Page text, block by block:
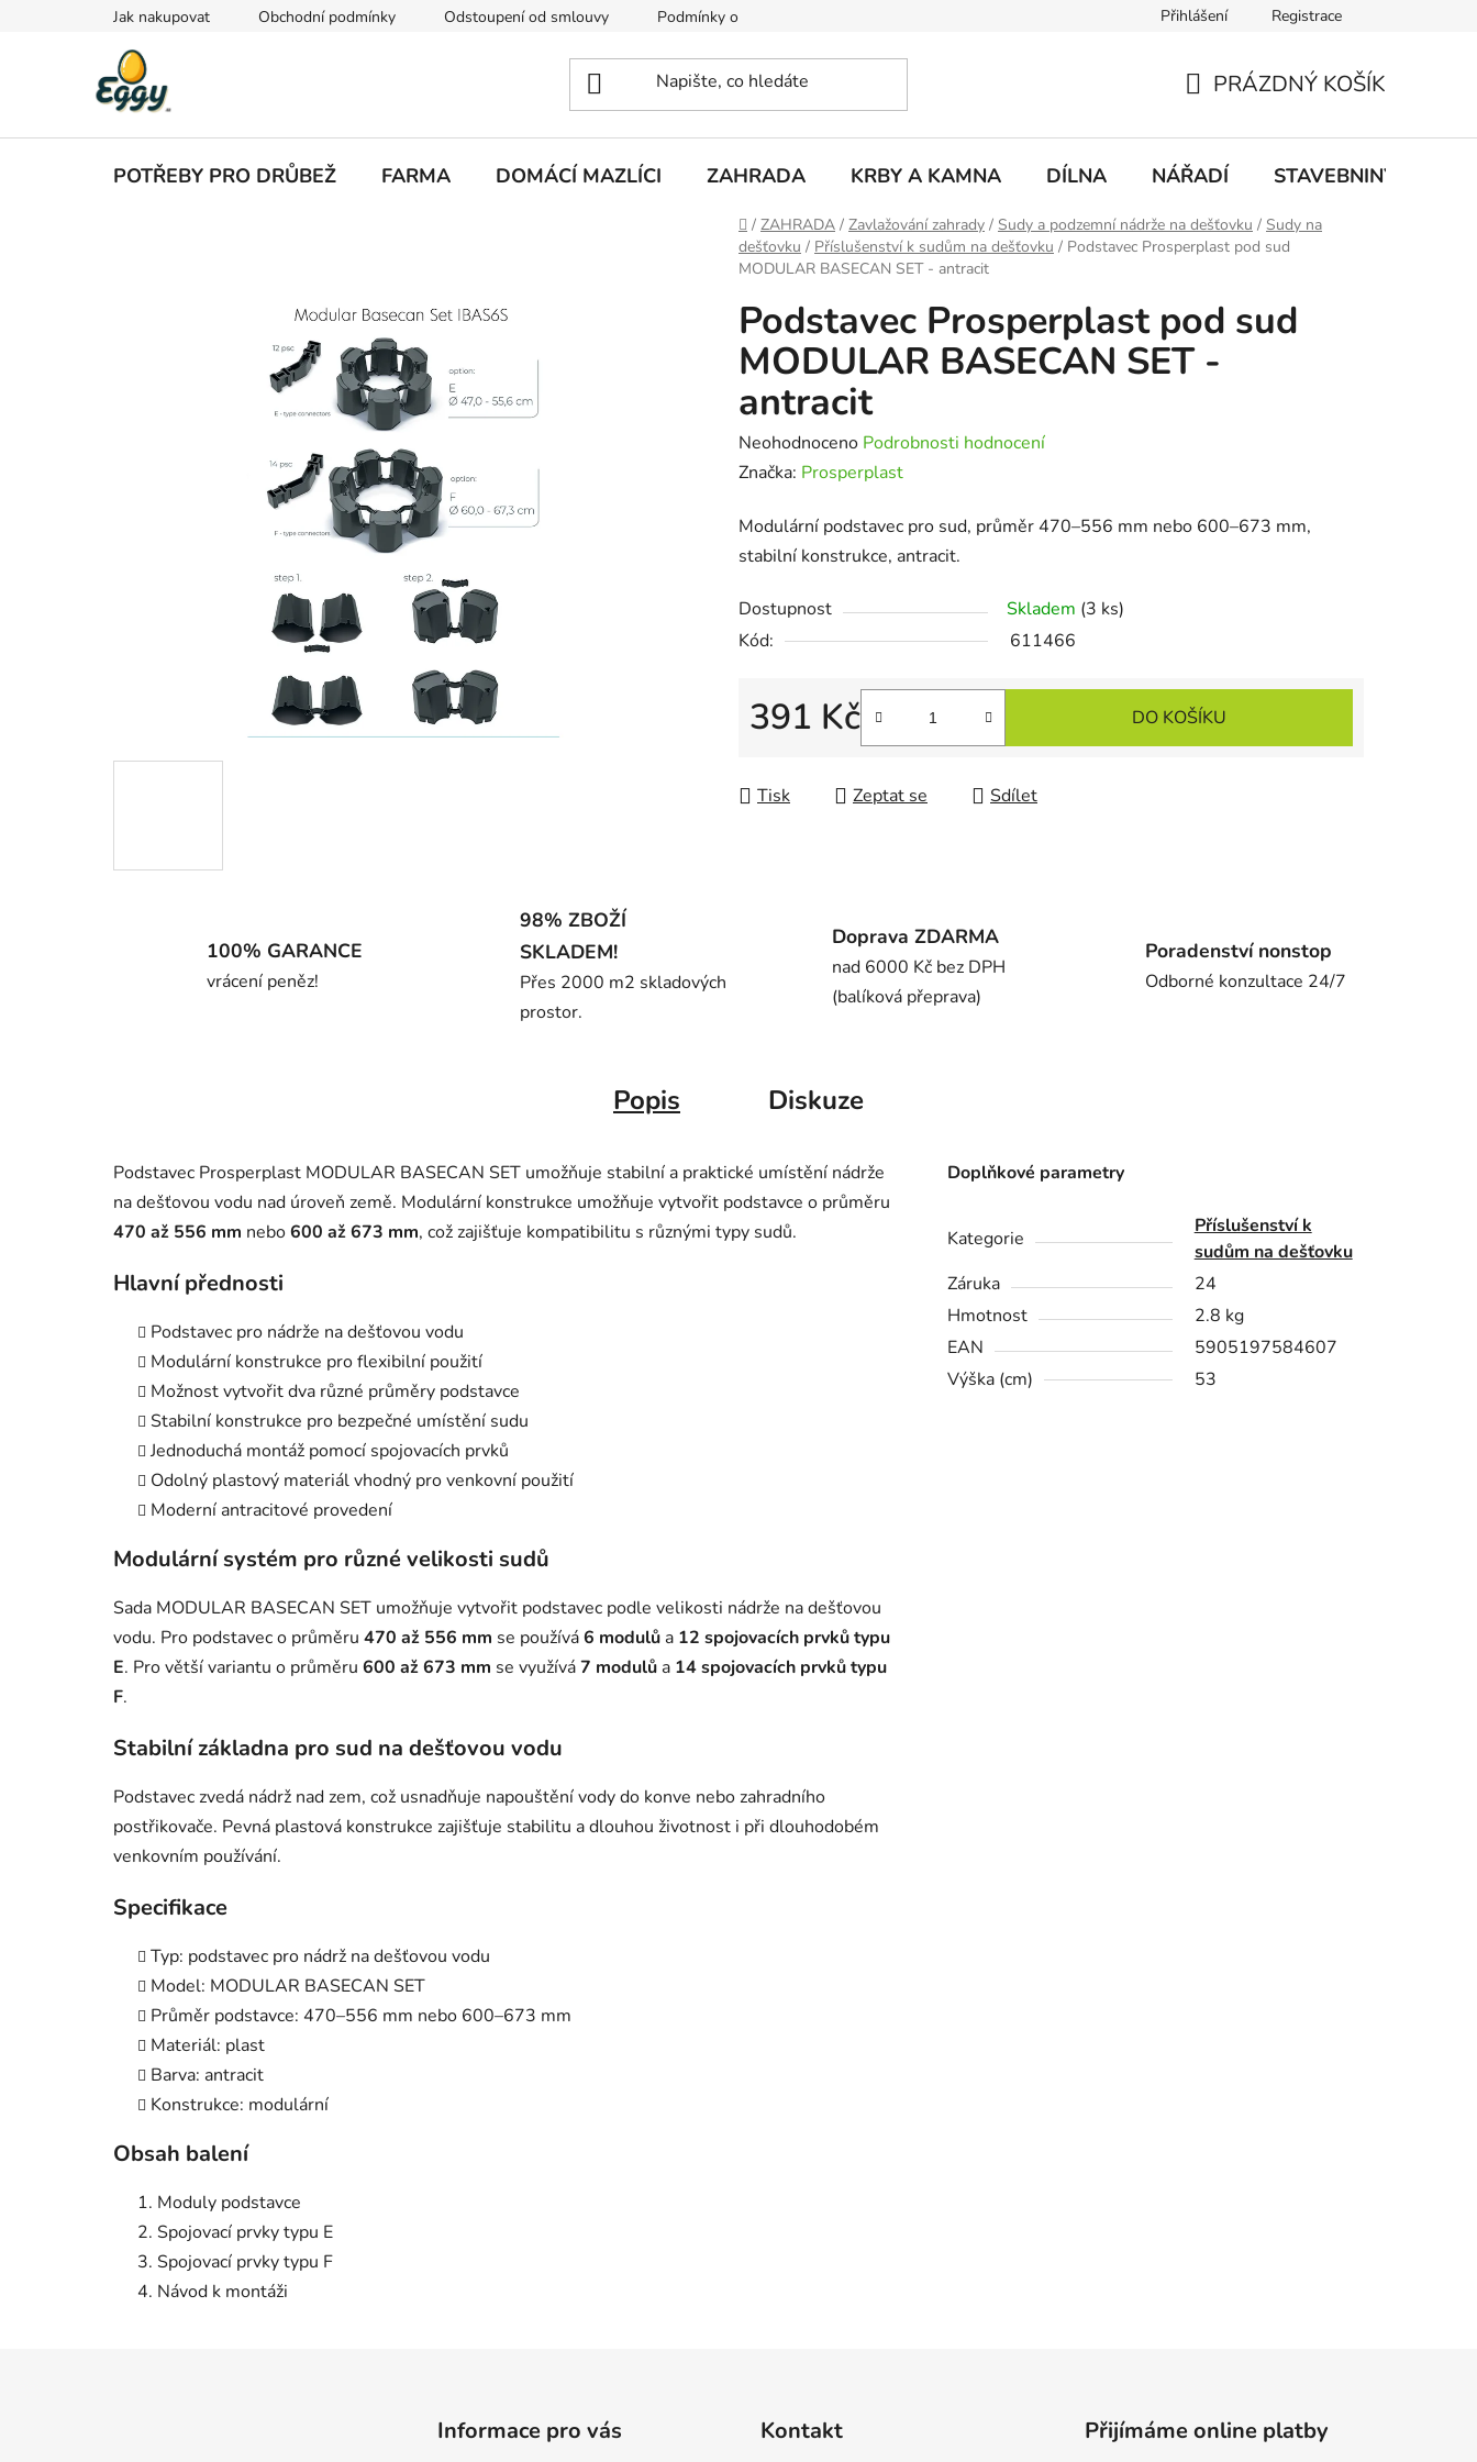
Jak nakupovat Obchodní podmínky Odstoupení od smlouvy Podmínky ochrany osobních údajů Doprava a platbaPřihlášení Registrace
KOŠÍK
PRÁZDNÝ KOŠÍK
POTŘEBY PRO DRŮBEŽ FARMA DOMÁCÍ MAZLÍCI ZAHRADA KRBY A KAMNA DÍLNA NÁŘADÍ STAVEBNINY
Domů
/ ZAHRADA / Zavlažování zahrady / Sudy a podzemní nádrže na dešťovku / Sudy na
dešťovku / Příslušenství k sudům na dešťovku / Podstavec Prosperplast pod sud
MODULAR BASECAN SET - antracit
Podstavec Prosperplast pod sud
MODULAR BASECAN SET -
antracit
Průměrné
hodnocení
je
0,0
5
hvězdiček.
Neohodnoceno Podrobnosti hodnocení
Značka: Prosperplast
Modulární podstavec pro sud, průměr 470–556 mm nebo 600–673 mm,
stabilní konstrukce, antracit.
Dostupnost Skladem (3 ks)
Kód:
611466
391 Kč DO KOŠÍKU
Tisk Zeptat se Sdílet
100% GARANCE
vrácení peněz!
98% ZBOŽÍ
SKLADEM!
Přes 2000 m2 skladových
prostor.
Doprava ZDARMA
nad 6000 Kč bez DPH
(balíková přeprava)
Poradenství nonstop
Odborné konzultace 24/7
Popis Diskuze
Podstavec Prosperplast MODULAR BASECAN SET umožňuje stabilní a praktické umístění nádrže
na dešťovou vodu nad úroveň země. Modulární konstrukce umožňuje vytvořit podstavce o průměru
470 až 556 mm nebo600 až 673 mm, což zajišťuje kompatibilitu s různými typy sudů.
Hlavní přednosti
Podstavec pro nádrže na dešťovou vodu
Modulární konstrukce pro flexibilní použití
Možnost vytvořit dva různé průměry podstavce
Stabilní konstrukce pro bezpečné umístění sudu
Jednoduchá montáž pomocí spojovacích prvků
Odolný plastový materiál vhodný pro venkovní použití
Moderní antracitové provedení
Modulární systém pro různé velikosti sudů
Sada MODULAR BASECAN SET umožňuje vytvořit podstavec podle velikosti nádrže na dešťovou
vodu. Pro podstavec o průměru 470 až 556 mm se používá6 modulů a 12 spojovacích prvků typu
E. Pro větší variantu o průměru 600 až 673 mm se využívá7 modulů a 14 spojovacích prvků typu
F.
Stabilní základna pro sud na dešťovou vodu
Podstavec zvedá nádrž nad zem, což usnadňuje napouštění vody do konve nebo zahradního
postřikovače. Pevná plastová konstrukce zajišťuje stabilitu a dlouhou životnost i při dlouhodobém
venkovním používání.
Specifikace
Typ: podstavec pro nádrž na dešťovou vodu
Model: MODULAR BASECAN SET
Průměr podstavce: 470–556 mm nebo 600–673 mm
Materiál: plast
Barva: antracit
Konstrukce: modulární
Obsah balení
Moduly podstavce
Spojovací prvky typu E
Spojovací prvky typu F
Návod k montáži
Doplňkové parametry
Kategorie
Příslušenství k
sudům na dešťovku
Záruka
24
Hmotnost
2.8 kg
EAN
5905197584607
Výška (cm)
53
Informace pro vás Kontakt Přijímáme online platby